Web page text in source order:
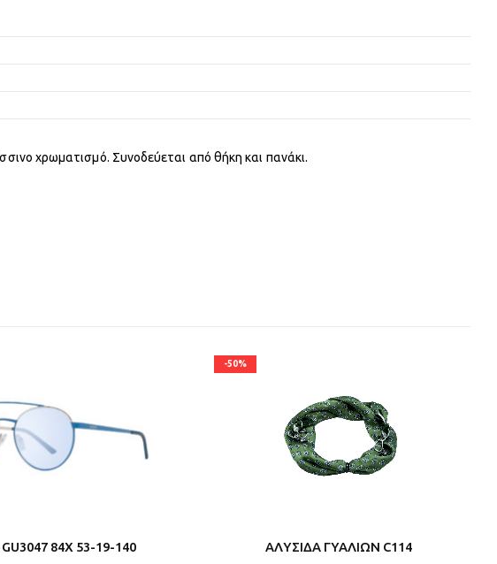
χρωματισμό. Συνοδεύεται από θήκη και πανάκι.
GU3047 84X 53-19-140
-50%
ΑΛΥΣΙΔΑ ΓΥΑΛΙΩΝ C114